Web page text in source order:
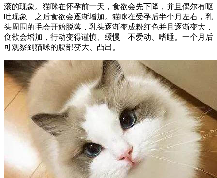
滚的现象。猫咪在怀孕前十天，食欲会先下降，并且偶尔有呕
吐现象，之后食欲会逐渐增加。猫咪在受孕后半个月左右，乳
头周围的毛会开始脱落，乳头逐渐变成粉红色并且逐渐变大，
食欲会增加，行动变得谨慎、缓慢，不爱动、嗜睡。一个月后
可观察到猫咪的腹部变大、凸出。